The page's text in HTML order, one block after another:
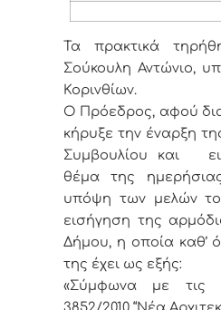
Τα πρακτικά
Σούκουλη Αντώνιο,
Κορινθίων.
Ο Πρόεδρος, αφού
κήρυξε την έναρξη
Συμβουλίου και
θέμα της
υπόψη των μελών
εισήγηση της
Δήμου, η οποία καθ’
της έχει ως εξής:
«Σύμφωνα με τις